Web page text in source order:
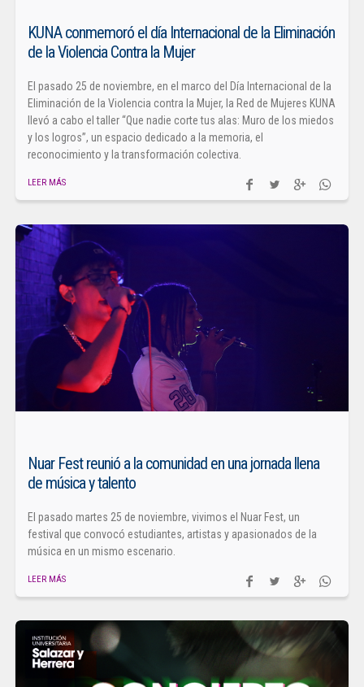
KUNA conmemoró el día Internacional de la Eliminación
de la Violencia Contra la Mujer
El pasado 25 de noviembre, en el marco del Día Internacional de la
Eliminación de la Violencia contra la Mujer, la Red de Mujeres KUNA
llevó a cabo el taller “Que nadie corte tus alas: Muro de los miedos
y los logros”, un espacio dedicado a la memoria, el
reconocimiento y la transformación colectiva.
LEER MÁS
Nuar Fest reunió a la comunidad en una jornada llena
de música y talento
El pasado martes 25 de noviembre, vivimos el Nuar Fest, un
festival que convocó estudiantes, artistas y apasionados de la
música en un mismo escenario.
LEER MÁS